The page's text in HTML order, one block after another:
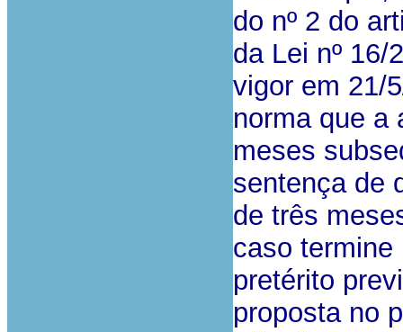
do nº 2 do
da Lei nº 16/
vigor em 21/
norma que a
meses
sentença de
de três
caso termine
pretérito
proposta no